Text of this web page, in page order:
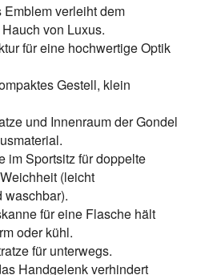
verleiht dem
von Luxus.
für eine hochwertige Optik
Gestell, klein
und Innenraum der Gondel
im Sportsitz für doppelte
(leicht
waschbar).
für eine Flasche hält
oder kühl.
für unterwegs.
Handgelenk verhindert